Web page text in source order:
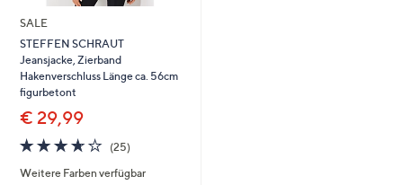
SALE
STEFFEN SCHRAUT
Jeansjacke, Zierband
Hakenverschluss Länge ca. 56cm
figurbetont
€ 29,99
3.6
von
5
(25)25
Weitere Farben verfügbar